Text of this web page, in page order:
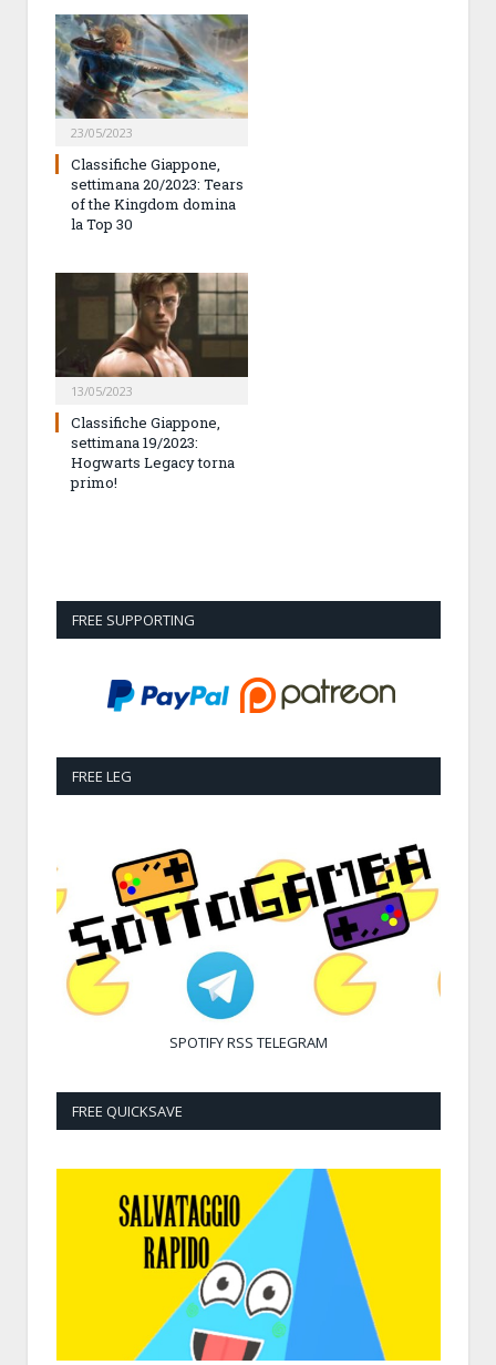
23/05/2023
Classifiche Giappone,
settimana 20/2023: Tears
of the Kingdom domina
la Top 30
13/05/2023
Classifiche Giappone,
settimana 19/2023:
Hogwarts Legacy torna
primo!
FREE SUPPORTING
FREE LEG
SPOTIFYRSS TELEGRAM
FREE QUICKSAVE